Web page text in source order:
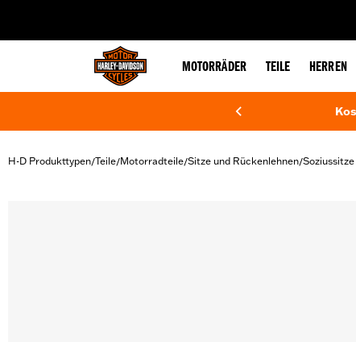
MOTORRÄDER TEILE HERREN
H-D Produkttypen/Teile/Motorradteile/Sitze und Rückenlehnen/Soziussitze